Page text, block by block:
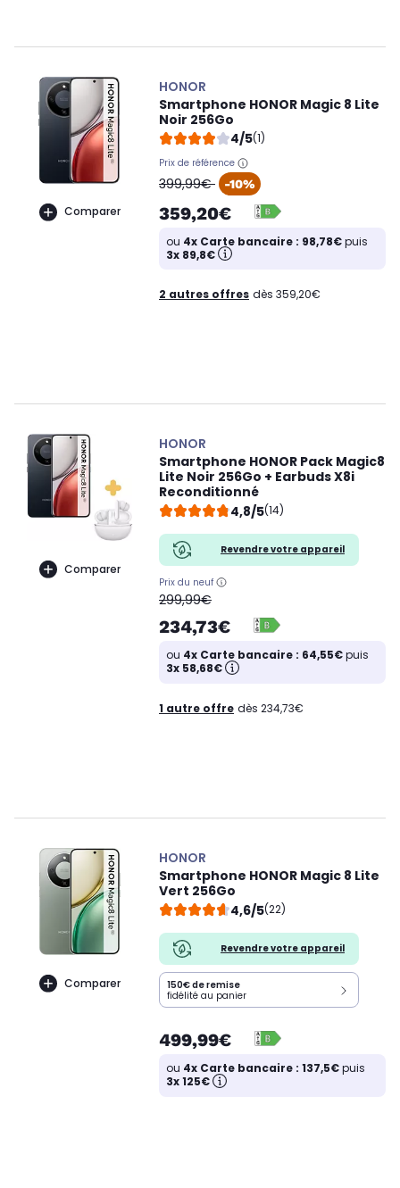
Comparer
HONOR
Smartphone HONOR Magic 8 Lite
Noir 256Go
4/5(1)
Prix de référence
oldPrice
399,99€ -10%
359,20€
ou 4x Carte bancaire : 98,78€puis
3x 89,8€
2 autres offres dès 359,20€
Comparer
HONOR
Smartphone HONOR Pack Magic8
Lite Noir 256Go + Earbuds X8i
Reconditionné
4,8/5(14)
Revendre votre appareil
Prix du neuf
oldPrice
299,99€
234,73€
ou 4x Carte bancaire : 64,55€puis
3x 58,68€
1 autre offre dès 234,73€
Comparer
HONOR
Smartphone HONOR Magic 8 Lite
Vert 256Go
4,6/5(22)
Revendre votre appareil
150€ de remise
fidélité au panier
499,99€
ou 4x Carte bancaire : 137,5€puis
3x 125€